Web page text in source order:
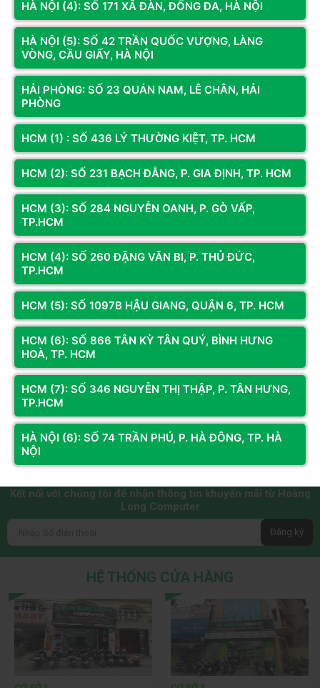
Mã SP: P75041
NGUỒN AIGO VK650 | ANTEC
ATOM V750 EC 750W
849.000đ
Liên hệ Thêm vào giỏ
NGUỒN AIGO VK650 | ANTEC
ATOM V750 EC 750W
Giá bán
849.000 đ
Bảo hành
36 Tháng
Thông số sản phẩm
Công suất danh định: 750W
Chuẩn nguồn: Standard
Đầu cấp điện cho main: 1 x
24(20+4)-pin.
Đầu cấp điện cho hệ thống:
Quạt làm mát: Fan 12cm
Điện áp vào: 200-240VAC,
50Hz, 6.3A
Kiểu cáp nguồn: Non-Modular
(Dây liền toàn bộ)
Kích cỡ nguồn: 150 x 140 x 86
(mm)
Kết nối với chúng tôi để nhận thông tin khuyến mãi từ Hoàng
Long Computer
Đăng ký
HỆ THỐNG CỬA HÀNG
HÀ NỘI (4): SỐ 171 XÃ ĐÀN, ĐỐNG ĐA, HÀ NỘI
HÀ NỘI (5): SỐ 42 TRẦN QUỐC VƯỢNG, LÀNG
VÒNG, CẦU GIẤY, HÀ NỘI
HẢI PHÒNG: SỐ 23 QUÁN NAM, LÊ CHÂN, HẢI
PHÒNG
HCM (1) : SỐ 436 LÝ THƯỜNG KIỆT, TP. HCM
HCM (2): SỐ 231 BẠCH ĐẰNG, P. GIA ĐỊNH, TP. HCM
HCM (3): SỐ 284 NGUYỄN OANH, P. GÒ VẤP,
TP.HCM
HCM (4): SỐ 260 ĐẶNG VĂN BI, P. THỦ ĐỨC,
TP.HCM
HCM (5): SỐ 1097B HẬU GIANG, QUẬN 6, TP. HCM
HCM (6): SỐ 866 TÂN KỲ TÂN QUÝ, BÌNH HƯNG
HOÀ, TP. HCM
HCM (7): SỐ 346 NGUYỄN THỊ THẬP, P. TÂN HƯNG,
TP.HCM
HÀ NỘI (6): SỐ 74 TRẦN PHÚ, P. HÀ ĐÔNG, TP. HÀ
NỘI